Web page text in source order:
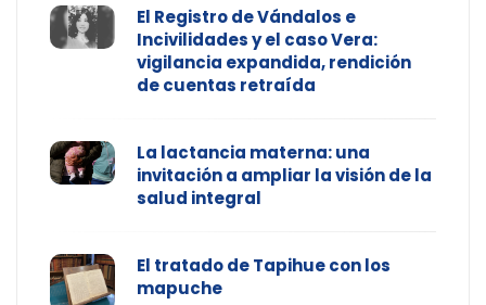
El Registro de Vándalos e
Incivilidades y el caso Vera:
vigilancia expandida, rendición
de cuentas retraída
La lactancia materna: una
invitación a ampliar la visión de la
salud integral
El tratado de Tapihue con los
mapuche